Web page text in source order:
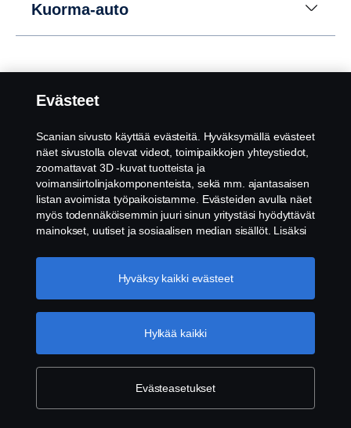
Kuorma-auto
Ota yhteyttä, jos sinulla on kysyttävää
tuotteistamme, palveluistamme tai muusta Scania-
organisaation toiminnasta.
Ota yhteyttä paikalliseen jälleenmyyjään
Evästeet
Scanian sivusto käyttää evästeitä. Hyväksymällä evästeet
näet sivustolla olevat videot, toimipaikkojen yhteystiedot,
zoomattavat 3D -kuvat tuotteista ja
voimansiirtolinjakomponenteista, sekä mm. ajantasaisen
listan avoimista työpaikoistamme. Evästeiden avulla näet
myös todennäköisemmin juuri sinun yritystäsi hyödyttävät
mainokset, uutiset ja sosiaalisen median sisällöt. Lisäksi
parantamiseksi, kun hyväksyt evästeet. Klikkaamalla
"Hyväksyn evästeet" annat suostumuksesi kaikkien
evästeistä löydät täältä: Lisätietoja yksityisyydestäsi
Evästeasetukset
Hylkää kaikki
Hyväksy kaikki evästeet